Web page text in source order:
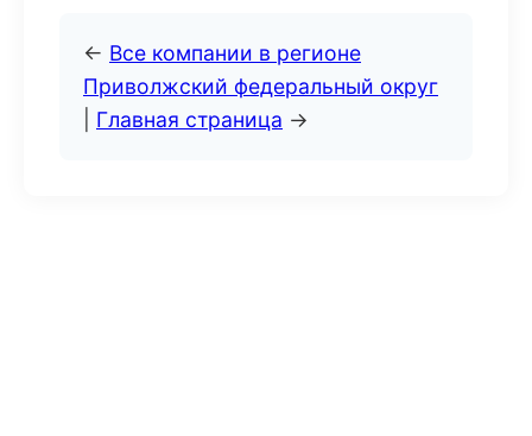
← Все компании в регионе
Приволжский федеральный округ
Главная страница →